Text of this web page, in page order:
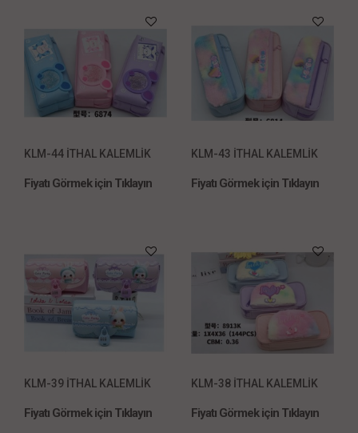
KLM-44 İTHAL KALEMLİK
Fiyatı Görmek için Tıklayın
KLM-43 İTHAL KALEMLİK
Fiyatı Görmek için Tıklayın
KLM-39 İTHAL KALEMLİK
Fiyatı Görmek için Tıklayın
KLM-38 İTHAL KALEMLİK
Fiyatı Görmek için Tıklayın